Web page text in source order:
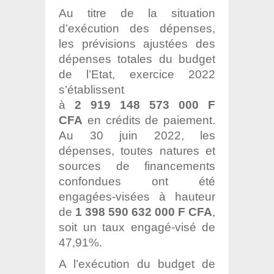
Au titre de la situation
d’exécution des dépenses,
les prévisions ajustées des
dépenses totales du budget
de l’Etat, exercice 2022
s’établissent
à 2 919 148 573 000 F
CFA en crédits de paiement.
Au 30 juin 2022, les
dépenses, toutes natures et
sources de financements
confondues ont été
engagées-visées à hauteur
de 1 398 590 632 000 F CFA,
soit un taux engagé-visé de
47,91%.
A l’exécution du budget de